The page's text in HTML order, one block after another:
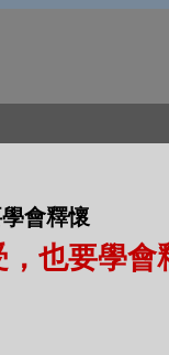
會釋懷
也要學會